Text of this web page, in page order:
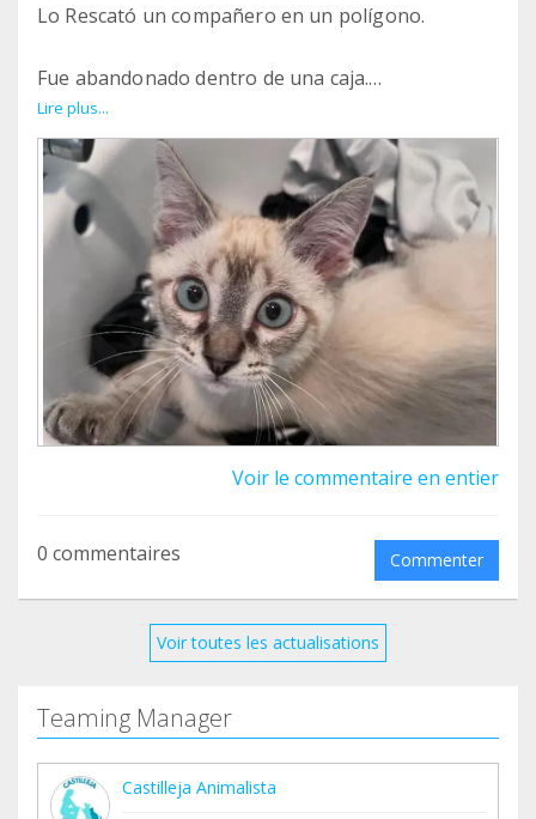
Lo Rescató un compañero en un polígono.
Fue abandonado dentro de una caja.
Lo llevamos a una Casa de Acogida.
Semanas después lo Desparasitamos, Testamos
(Negativo a enfermedades) y Vacunamos.
Su Familia de Acogida se ha enamorado de él, así
que han decidido formalizar su Adopción.
¡¡¡Gummy ADOPTADO!!!
Disfruta de la vida pequeño, te lo mereces.
Lire plus...
Voir le commentaire en entier
0 commentaires Commenter
Voir toutes les actualisations
Teaming Manager
Castilleja Animalista